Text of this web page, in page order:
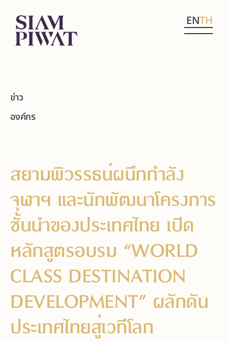
ENTH
ข่าว
องค์กร
สยามพิวรรธน์ผนึกกำลัง
จุฬาฯ และนักพัฒนาโครงการ
ชั้นนำของประเทศไทย เปิด
หลักสูตรอบรม “WORLD
CLASS DESTINATION
DEVELOPMENT” ผลักดัน
ประเทศไทยสู่เวทีโลก